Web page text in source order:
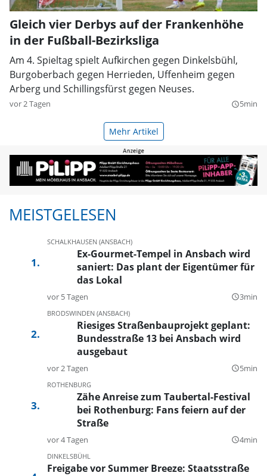
Gleich vier Derbys auf der Frankenhöhe
in der Fußball-Bezirksliga
Am 4. Spieltag spielt Aufkirchen gegen Dinkelsbühl,
Burgoberbach gegen Herrieden, Uffenheim gegen
Arberg und Schillingsfürst gegen Neuses.
vor 2 Tagen query_builder5min
Mehr Artikel
MEISTGELESEN
SCHALKHAUSEN (ANSBACH)
Ex-Gourmet-Tempel in Ansbach wird
saniert: Das plant der Eigentümer für
das Lokal
vor 5 Tagen query_builder3min
BRODSWINDEN (ANSBACH)
Riesiges Straßenbauprojekt geplant:
Bundesstraße 13 bei Ansbach wird
ausgebaut
vor 2 Tagen query_builder5min
ROTHENBURG
Zähe Anreise zum Taubertal-Festival
bei Rothenburg: Fans feiern auf der
Straße
vor 4 Tagen query_builder4min
DINKELSBÜHL
Freigabe vor Summer Breeze: Staatsstraße